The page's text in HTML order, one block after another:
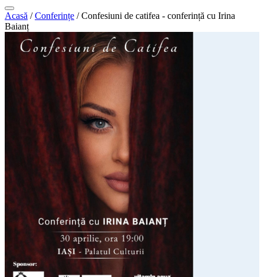
Acasă / Conferințe / Confesiuni de catifea - conferință cu Irina
Baianț